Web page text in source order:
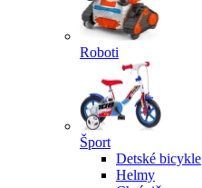
Roboti
Šport
Detské bicykle
Helmy